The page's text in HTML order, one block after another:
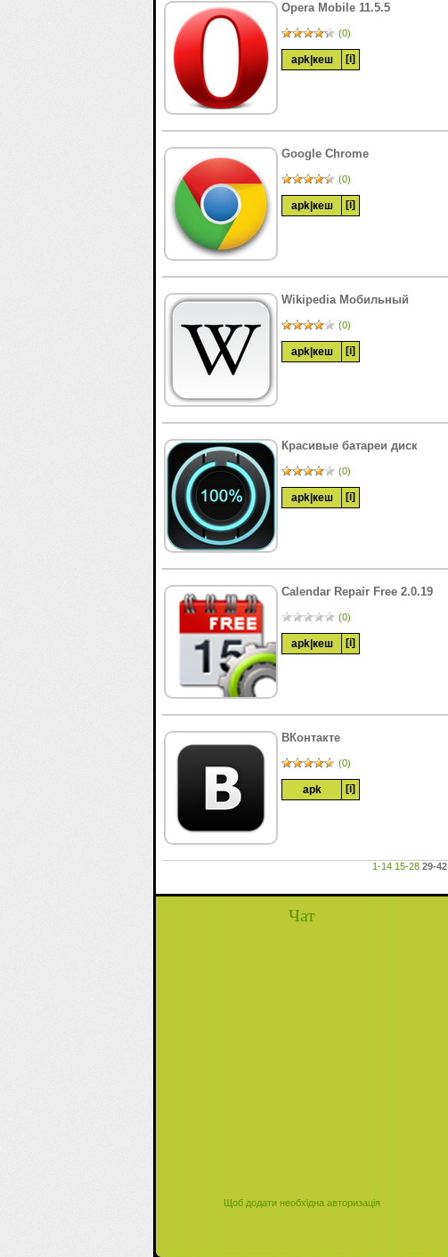
Opera Mobile 11.5.5
(0)
apk| кеш [i]
Google Chrome
(0)
apk| кеш [i]
Wikipedia Мобильный
(0)
apk| кеш [i]
Красивые батареи диск
(0)
apk| кеш [i]
Calendar Repair Free 2.0.19
(0)
apk| кеш [i]
ВКонтакте
(0)
apk [i]
1-14 15-28 29-42
Чат
Щоб додати необхідна авторизація